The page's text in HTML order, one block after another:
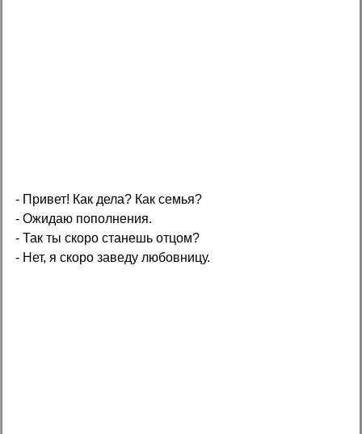
- Привет! Как дела? Как семья?
- Ожидаю пополнения.
- Так ты скоро станешь отцом?
- Нет, я скоро заведу любовницу.